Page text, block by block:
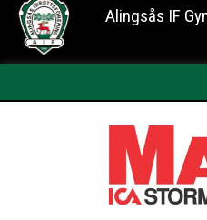
Alingsås IF